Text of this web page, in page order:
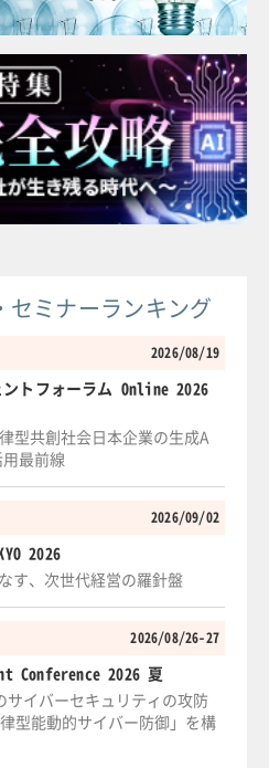
セミナーランキング
2026/08/19
トフォーラム Online 2026
型共創社会日本企業の生成A
最前線
2026/09/02
2026
す、次世代経営の羅針盤
2026/08/26-27
Conference 2026 夏
サイバーセキュリティの攻防
型能動的サイバー防御」を構